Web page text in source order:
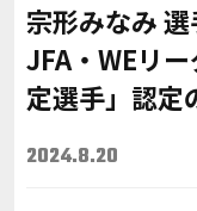
宗形みなみ
JFA・WEリ
定選手」認定
2024.8.20